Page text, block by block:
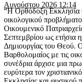
Αυγούστου 2026 12:14
“Η Ορθόδοξη Εκκλησία
οικολογικού
Οικουμενικό
Σεπτεμβρίου ως ετήσια
Δημιουργίας του Θεού.
Βαρθολομαίος με τις
συνέδρια άρχισε μια
ευρύτερα τον